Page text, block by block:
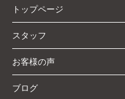
トップページ
スタッフ
お客様の声
ブログ